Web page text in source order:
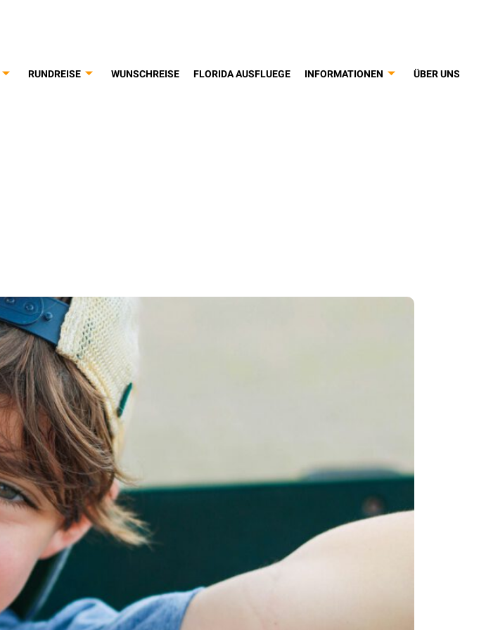
RUNDREISE WUNSCHREISE FLORIDA AUSFLUEGE INFORMATIONEN ÜBER UNS